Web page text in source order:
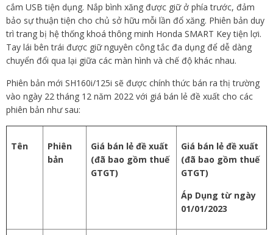
cắm USB tiện dụng. Nắp bình xăng được giữ ở phía trước, đảm
bảo sự thuận tiện cho chủ sở hữu mỗi lần đổ xăng. Phiên bản duy
trì trang bị hệ thống khoá thông minh Honda SMART Key tiện lợi.
Tay lái bên trái được giữ nguyên công tắc đa dụng để dễ dàng
chuyển đổi qua lại giữa các màn hình và chế độ khác nhau.
Phiên bản mới SH160i/125i sẽ được chính thức bán ra thị trường
vào ngày 22 tháng 12 năm 2022 với giá bán lẻ đề xuất cho các
phiên bản như sau:
Tên
Phiên
bản
Giá bán lẻ đề xuất
(đã bao gồm thuế
GTGT)
Giá bán lẻ đề xuất
(đã bao gồm thuế
GTGT)
Áp Dụng từ ngày
01/01/2023